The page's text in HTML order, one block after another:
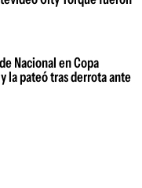
Nacional en Copa
la pateó tras derrota ante